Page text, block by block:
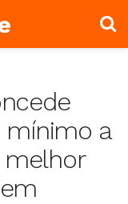
mínimo a